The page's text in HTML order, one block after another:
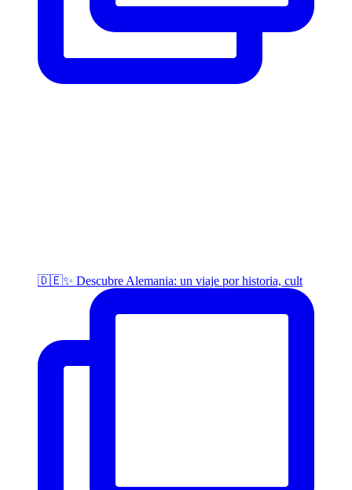
🇩🇪✨ Descubre Alemania: un viaje por historia, cult